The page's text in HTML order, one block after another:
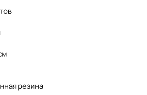
резина